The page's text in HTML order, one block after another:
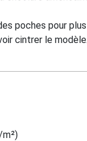
poches pour
cintrer le modèle.